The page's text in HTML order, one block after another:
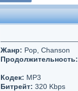
Жанр: Pop, Chanson
Продолжительность:
Кодек: MP3
Битрейт: 320 Kbps